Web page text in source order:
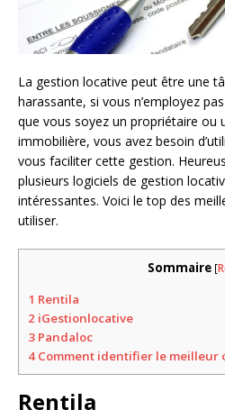
La gestion locative peut être une
harassante, si vous n’employez
que vous soyez un propriétaire ou
immobilière, vous avez besoin
vous faciliter cette gestion.
plusieurs logiciels de gestion
intéressantes. Voici le top des
utiliser.
Sommaire [
1 Rentila
2 iGestionlocative
3 Pandaloc
4 Comment identifier le meilleur
Rentila